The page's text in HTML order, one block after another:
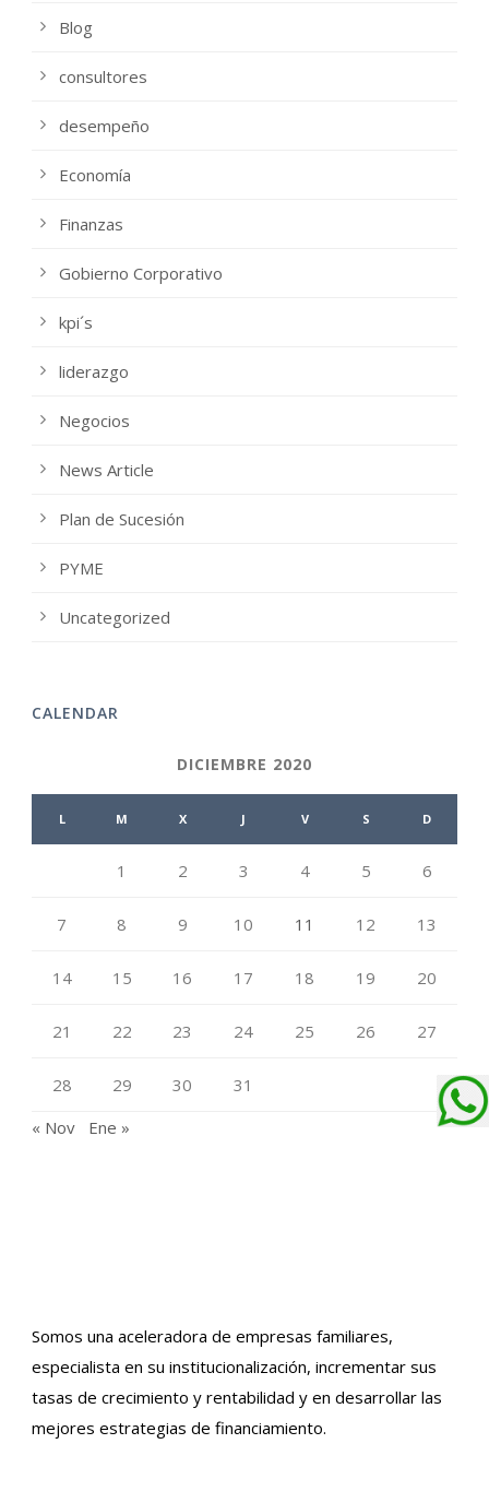
Blog
consultores
desempeño
Economía
Finanzas
Gobierno Corporativo
kpi´s
liderazgo
Negocios
News Article
Plan de Sucesión
PYME
Uncategorized
CALENDAR
DICIEMBRE 2020
L M X J V S D
1 2 3 4 5 6
7 8 9 10 11 12 13
14 15 16 17 18 19 20
21 22 23 24 25 26 27
28 29 30
31
« Nov
Ene »
Somos una aceleradora de empresas familiares,
especialista en su institucionalización, incrementar sus
tasas de crecimiento y rentabilidad y en desarrollar las
mejores estrategias de financiamiento.